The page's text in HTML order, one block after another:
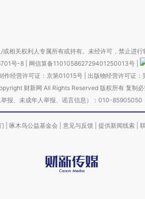
相关权利人专属所有或持有。未经许可，禁止进行
号-8 网信算备110105862729401250013号
作经营许可证：京第01015号| 出版物经营许可证
财新网 All Rights Reserved 版权所有 复制必
举报、未成年人举报、谣言信息）：010-
啄木鸟公益基金会 意见与反馈 提供新闻线索